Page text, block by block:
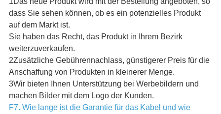
dass Sie sehen können, ob es ein potenzielles Produkt
auf dem Markt ist.
Sie haben das Recht, das Produkt in Ihrem Bezirk
weiterzuverkaufen.
2Zusätzliche Gebührennachlass, günstigerer Preis für die
Anschaffung von Produkten in kleinerer Menge.
3Wir bieten Ihnen Unterstützung bei Werbebildern und
machen Bilder mit dem Logo der Kunden.
F7. Wie lange ist die Garantie für das Kabel und wie